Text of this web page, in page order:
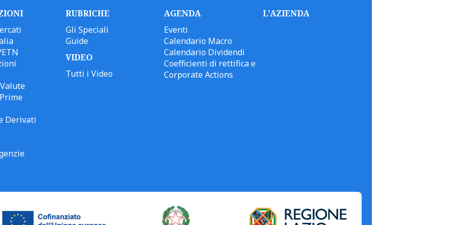
Derivati
RUBRICHE
Gli Speciali
Guide
VIDEO
Tutti i Video
AGENDA
Eventi
Calendario Macro
Calendario Dividendi
Coefficienti di rettifica e
Corporate Actions
L'AZIENDA